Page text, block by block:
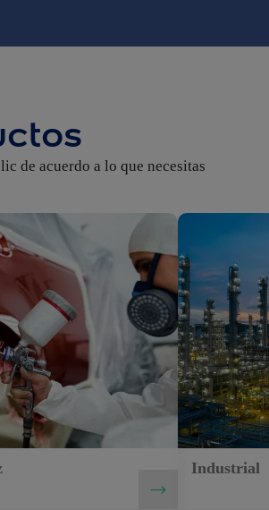
de acuerdo a lo que necesitas
Industrial